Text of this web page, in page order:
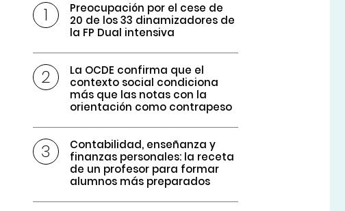
Preocupación por el cese de
20 de los 33 dinamizadores de
la FP Dual intensiva
La OCDE confirma que el
contexto social condiciona
más que las notas con la
orientación como contrapeso
Contabilidad, enseñanza y
finanzas personales: la receta
de un profesor para formar
alumnos más preparados